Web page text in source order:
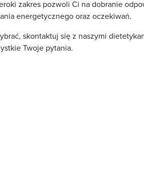
zakres pozwoli Ci na dobranie
energetycznego oraz oczekiwań.
skontaktuj się z naszymi
Twoje pytania.